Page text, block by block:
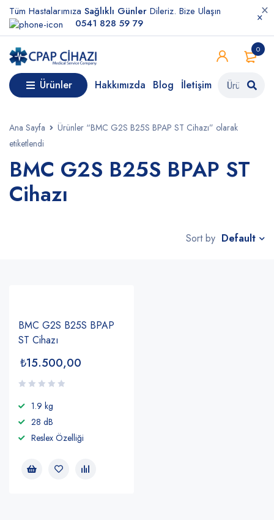
Tüm Hastalarımıza Sağlıklı Günler Dileriz. Bize Ulaşın
0541 828 59 79
0
Ürünler Hakkımızda Blog İletişim
Ana Sayfa
Ürünler “BMC G2S B25S BPAP ST Cihazı” olarak
etiketlendi
BMC G2S B25S BPAP ST
Cihazı
Sort by Default
BMC G2S B25S BPAP
ST Cihazı
₺15.500,00
1.9 kg
28 dB
Reslex Özelliği